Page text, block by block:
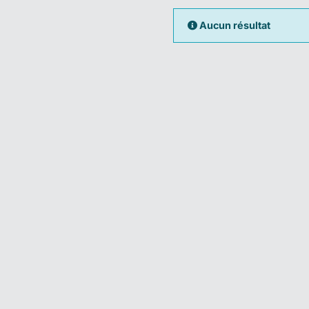
Aucun résultat